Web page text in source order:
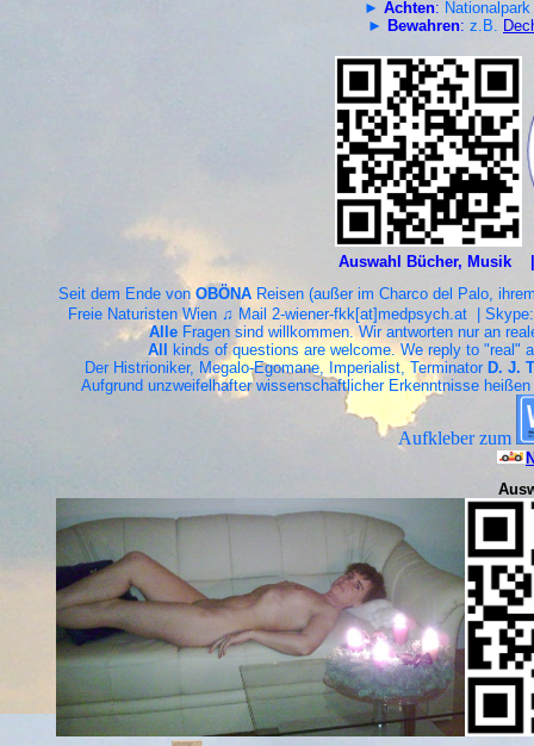
► Achten:
► Bewahren: z.B.
Auswahl Bücher, Musik
Seit dem Ende von OBÖNAReisen (außer im Charco del Palo,
Freie Naturisten Wien ♫ Mail 2-wiener-fkk[at]medpsych.at |
Alle Fragen sind willkommen. Wir antworten nur an
All
kinds of questions are welcome. We reply to "real"
Der Histrioniker, Megalo-Egomane, Imperialist, Terminator D. J.
Aufgrund unzweifelhafter wissenschaftlicher Erkenntnisse
Aufkleber zum